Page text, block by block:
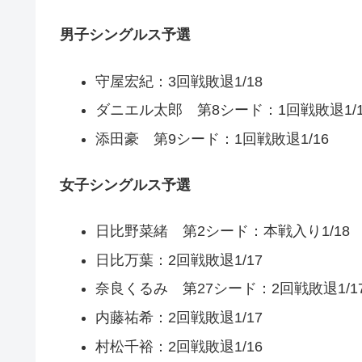
男子シングルス予選
守屋宏紀：3回戦敗退1/18
ダニエル太郎 第8シード：1回戦敗退1/
添田豪 第9シード：1回戦敗退1/16
女子シングルス予選
日比野菜緒 第2シード：本戦入り1/18
日比万葉：2回戦敗退1/17
奈良くるみ 第27シード：2回戦敗退1/
内藤祐希：2回戦敗退1/17
村松千裕：2回戦敗退1/16